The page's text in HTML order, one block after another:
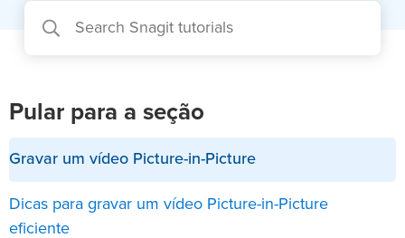
Pular para a seção
Gravar um vídeo Picture-in-Picture
Dicas para gravar um vídeo Picture-in-Picture
eficiente